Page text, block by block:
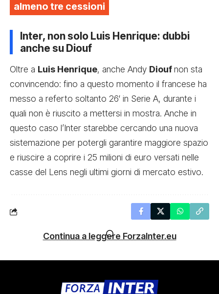
almeno tre cessioni
Inter, non solo Luis Henrique: dubbi
anche su Diouf
Oltre a Luis Henrique, anche Andy Dioufnon sta
convincendo: fino a questo momento il francese ha
messo a referto soltanto 26′ in Serie A, durante i
quali non è riuscito a mettersi in mostra. Anche in
questo caso l’Inter starebbe cercando una nuova
sistemazione per potergli garantire maggiore spazio
e riuscire a coprire i 25 milioni di euro versati nelle
casse del Lens negli ultimi giorni di mercato estivo.
Continua a leggere ForzaInter.eu